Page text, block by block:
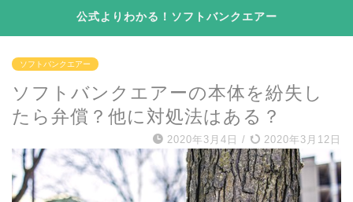
公式よりわかる！ソフトバンクエアー
ソフトバンクエアー
ソフトバンクエアーの本体を紛失し
たら弁償？他に対処法はある？
2020年3月4日 / 2020年3月12日